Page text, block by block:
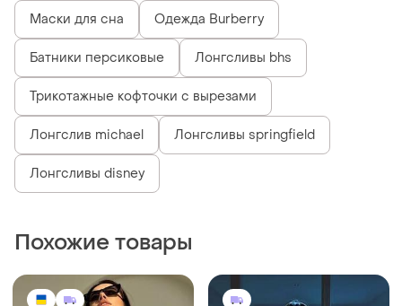
Маски для сна Одежда Burberry
Батники персиковые Лонгсливы bhs
Трикотажные кофточки с вырезами
Лонгслив michael Лонгсливы springfield
Лонгсливы disney
Похожие товары